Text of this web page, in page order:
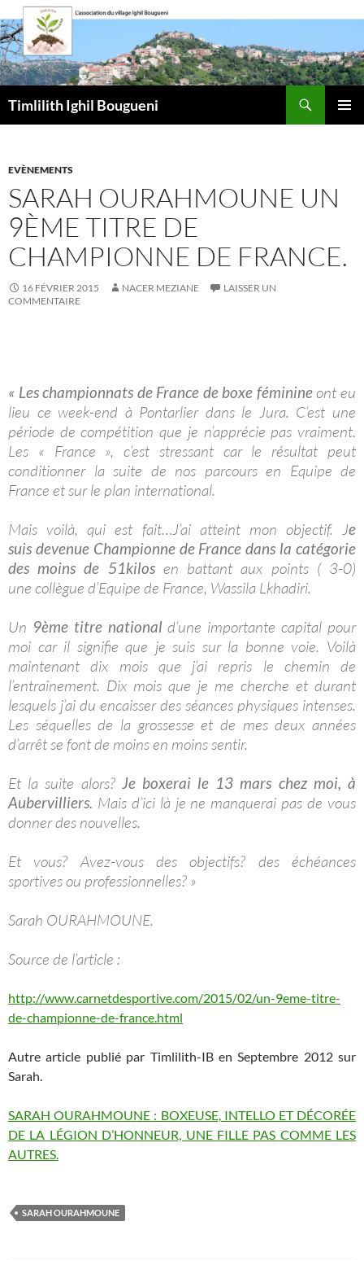
Aller
au
contenu
Timlilith Ighil Bougueni
EVÈNEMENTS
SARAH OURAHMOUNE UN
9ÈME TITRE DE
CHAMPIONNE DE FRANCE.
16 FÉVRIER 2015 NACER MEZIANE
LAISSER UN
COMMENTAIRE
« Les championnats de France de boxe féminineont eu
lieu ce week-end à Pontarlier dans le Jura. C’est une
période de compétition que je n’apprécie pas vraiment.
Les « France », c’est stressant car le résultat peut
conditionner la suite de nos parcours en Equipe de
France et sur le plan international.
Mais voilà, qui est fait…J’ai atteint mon objectif. Je
suis devenue Championne de France dans la catégorie
des moins de 51kilosen battant aux points ( 3-0)
une collègue d’Equipe de France, Wassila Lkhadiri.
Un 9ème titre national d’une importante capital pour
moi car il signifie que je suis sur la bonne voie. Voilà
maintenant dix mois que j’ai repris le chemin de
l’entraînement. Dix mois que je me cherche et durant
lesquels j’ai du encaisser des séances physiques intenses.
Les séquelles de la grossesse et de mes deux années
d’arrêt se font de moins en moins sentir.
Et la suite alors? Je boxerai le 13 mars chez moi, à
Aubervilliers. Mais d’ici là je ne manquerai pas de vous
donner des nouvelles.
Et vous? Avez-vous des objectifs? des échéances
sportives ou professionnelles? »
Sarah OURAHMOUNE.
Source de l’article :
http://www.carnetdesportive.com/2015/02/un-9eme-titre-
de-championne-de-france.html
Autre article publié par Timlilith-IB en Septembre 2012 sur
Sarah.
SARAH OURAHMOUNE : BOXEUSE, INTELLO ET DÉCORÉE
DE LA LÉGION D’HONNEUR, UNE FILLE PAS COMME LES
AUTRES.
SARAH OURAHMOUNE